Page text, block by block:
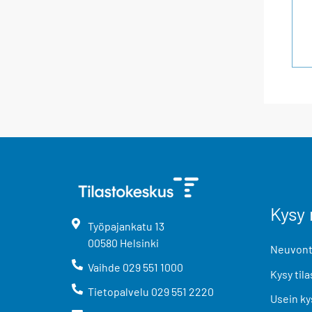
Työpajankatu 13
00580 Helsinki
Vaihde 029 551 1000
Tietopalvelu 029 551 2220
Kysy
Usein